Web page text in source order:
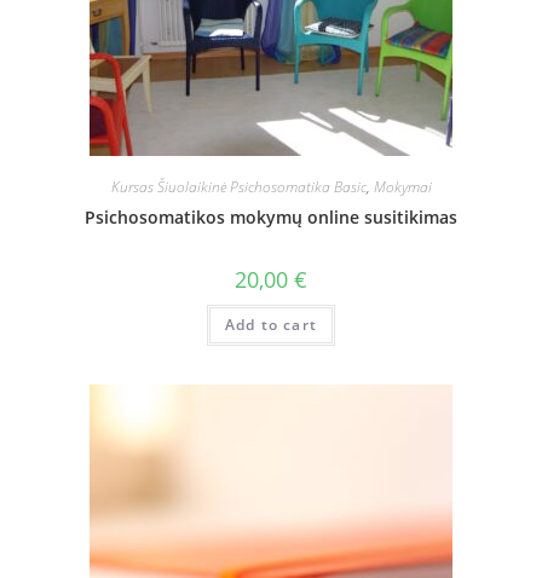
Kursas Šiuolaikinė Psichosomatika Basic, Mokymai
Psichosomatikos mokymų online susitikimas
20,00 €
Add to cart